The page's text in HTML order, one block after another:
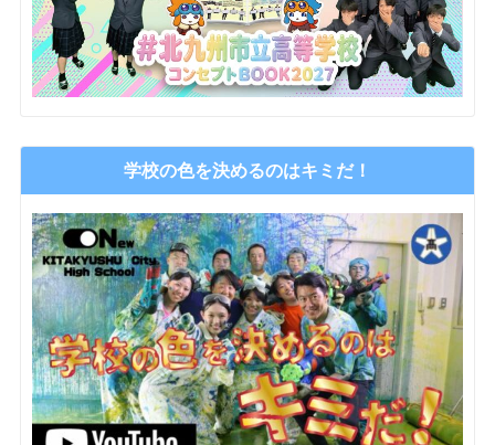
学校の色を決めるのはキミだ！